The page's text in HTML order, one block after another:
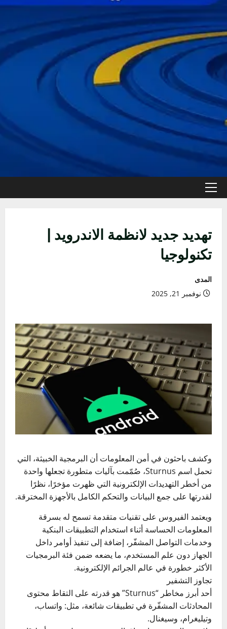
القائمة
تهديد جديد لانظمة الاندرويد |
تكنولوجيا
المدى
نوفمبر 21, 2025
وكشف باحثون في أمن المعلومات أن البرمجية الخبيثة، التي
تحمل اسم Sturnus، صُمّمت بآليات متطورة تجعلها واحدة
من أخطر التهديدات الإلكترونية التي ظهرت مؤخرًا، نظرًا
لقدرتها على جمع البيانات والتحكم الكامل بالأجهزة المخترقة.
ويعتمد الفيروس على تقنيات متقدمة تسمح له بسرقة
المعلومات الحساسة أثناء استخدام التطبيقات البنكية
وخدمات التواصل المشفّر، إضافة إلى تنفيذ أوامر داخل
الجهاز دون علم المستخدم، ما يضعه ضمن فئة البرمجيات
الأكثر خطورة في عالم الجرائم الإلكترونية.
تجاوز التشفير
أحد أبرز مخاطر “Sturnus” هو قدرته على التقاط محتوى
المحادثات المشفّرة في تطبيقات شائعة، مثل: واتساب،
وتيليغرام، وسيغنال.